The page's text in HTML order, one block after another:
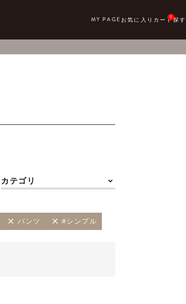
0
カテゴリ
パンツ #シンプル